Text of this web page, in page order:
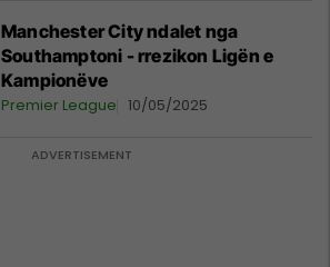
Manchester City ndalet nga
Southamptoni - rrezikon Ligën e
Kampionëve
Premier League 10/05/2025